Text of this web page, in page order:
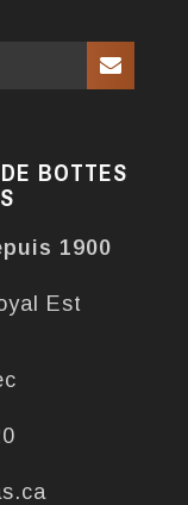
BOTTES
1900
Est